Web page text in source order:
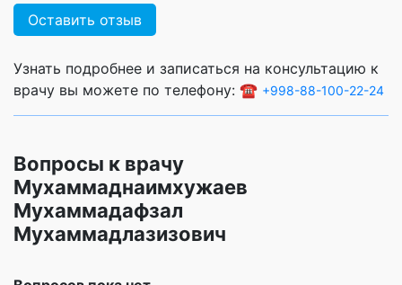
Оставить отзыв
Узнать подробнее и записаться на консультацию к
врачу вы можете по телефону: ☎️ +998-88-100-22-24
Вопросы к врачу
Мухаммаднаимхужаев
Мухаммадафзал
Мухаммадлазизович